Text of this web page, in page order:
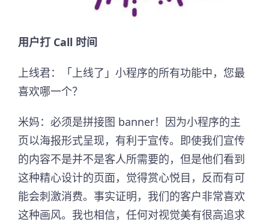
用户打 Call 时间
上线君：「上线了」小程序的所有功能中，您最
喜欢哪一个？
米妈：必须是拼接图 banner！因为小程序的主
页以海报形式呈现，有利于宣传。即使我们宣传
的内容不是并不是客人所需要的，但是他们看到
这种精心设计的页面，觉得赏心悦目，反而有可
能会刺激消费。事实证明，我们的客户非常喜欢
这种画风。我也相信，任何对视觉美有很高追求